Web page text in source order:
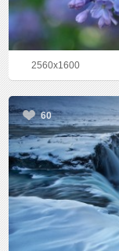
2560x1600
60